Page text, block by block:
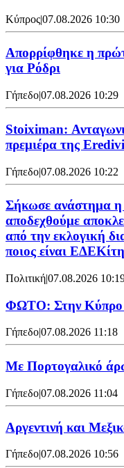
Κύπρος|07.08.2026 10:30
Απορρίφθηκε η
για Ρόδρι
Γήπεδο|07.08.2026 10:29
Stoiximan:
πρεμιέρα της
Γήπεδο|07.08.2026 10:22
Σήκωσε ανάστημα
αποδεχθούμε
από την εκλογική
ποιος είναι
Πολιτική|07.08.2026
ΦΩΤΟ: Στην Κύπρο
Γήπεδο|07.08.2026 11:18
Με Πορτογαλικό
Γήπεδο|07.08.2026 11:04
Αργεντινή και
Γήπεδο|07.08.2026 10:56